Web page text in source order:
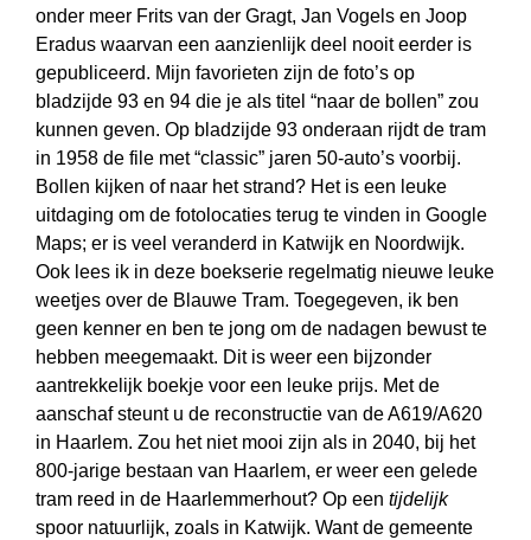
onder meer Frits van der Gragt, Jan Vogels en Joop
Eradus waarvan een aanzienlijk deel nooit eerder is
gepubliceerd. Mijn favorieten zijn de foto’s op
bladzijde 93 en 94 die je als titel “naar de bollen” zou
kunnen geven. Op bladzijde 93 onderaan rijdt de tram
in 1958 de file met “classic” jaren 50-auto’s voorbij.
Bollen kijken of naar het strand? Het is een leuke
uitdaging om de fotolocaties terug te vinden in Google
Maps; er is veel veranderd in Katwijk en Noordwijk.
Ook lees ik in deze boekserie regelmatig nieuwe leuke
weetjes over de Blauwe Tram. Toegegeven, ik ben
geen kenner en ben te jong om de nadagen bewust te
hebben meegemaakt. Dit is weer een bijzonder
aantrekkelijk boekje voor een leuke prijs. Met de
aanschaf steunt u de reconstructie van de A619/A620
in Haarlem. Zou het niet mooi zijn als in 2040, bij het
800-jarige bestaan van Haarlem, er weer een gelede
tram reed in de Haarlemmerhout? Op een tijdelijk
spoor natuurlijk, zoals in Katwijk. Want de gemeente